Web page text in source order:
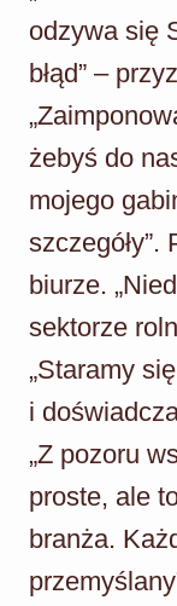
odzywa się
błąd” –
żebyś do
mojego
biurze.
sektorze
„Staramy
i
„Z pozoru
proste, ale
branża.